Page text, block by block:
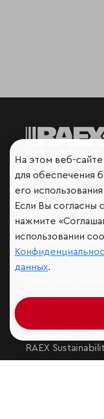
Мир сквозь
Аналитика
Контактная
Подписаться на
Обратная связь
RAEX
На этом веб-
для обеспечения
его
Если Вы согласны
нажмите
использовании
данных.